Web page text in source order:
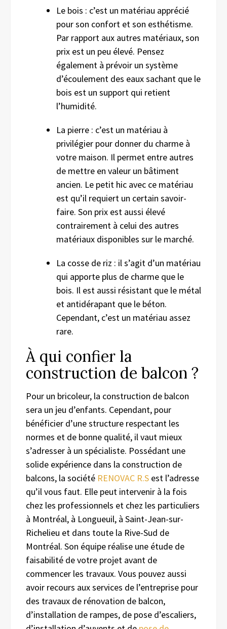
Le bois : c’est un matériau apprécié
pour son confort et son esthétisme.
Par rapport aux autres matériaux, son
prix est un peu élevé. Pensez
également à prévoir un système
d’écoulement des eaux sachant que le
bois est un support qui retient
l’humidité.
La pierre : c’est un matériau à
privilégier pour donner du charme à
votre maison. Il permet entre autres
de mettre en valeur un bâtiment
ancien. Le petit hic avec ce matériau
est qu’il requiert un certain savoir-
faire. Son prix est aussi élevé
contrairement à celui des autres
matériaux disponibles sur le marché.
La cosse de riz : il s’agit d’un matériau
qui apporte plus de charme que le
bois. Il est aussi résistant que le métal
et antidérapant que le béton.
Cependant, c’est un matériau assez
rare.
À qui confier la
construction de balcon ?
Pour un bricoleur, la construction de balcon
sera un jeu d’enfants. Cependant, pour
bénéficier d’une structure respectant les
normes et de bonne qualité, il vaut mieux
s’adresser à un spécialiste. Possédant une
solide expérience dans la construction de
balcons, la société RENOVAC R.S est l’adresse
qu’il vous faut. Elle peut intervenir à la fois
chez les professionnels et chez les particuliers
à Montréal, à Longueuil, à Saint-Jean-sur-
Richelieu et dans toute la Rive-Sud de
Montréal. Son équipe réalise une étude de
faisabilité de votre projet avant de
commencer les travaux. Vous pouvez aussi
avoir recours aux services de l’entreprise pour
des travaux de rénovation de balcon,
d’installation de rampes, de pose d’escaliers,